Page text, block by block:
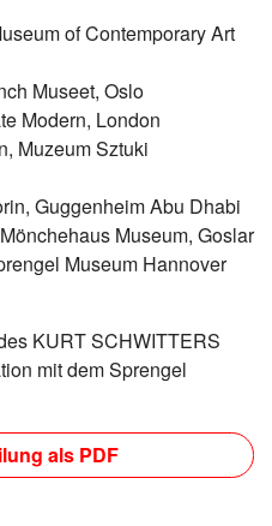
of Contemporary Art
Museet, Oslo
Modern, London
Muzeum Sztuki
Guggenheim Abu Dhabi
Museum, Goslar
Museum Hannover
KURT SCHWITTERS
mit dem Sprengel
als PDF